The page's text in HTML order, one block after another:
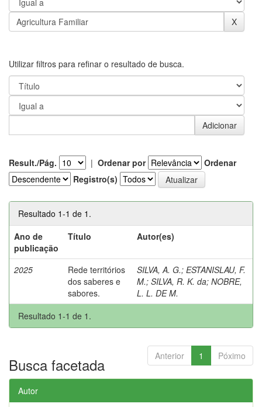
Utilizar filtros para refinar o resultado de busca.
Result./Pág. | Ordenar por
Ordenar
Registro(s)
Resultado 1-1 de 1.
Ano de
publicação
Título Autor(es)
2025
Rede territórios
dos saberes e
sabores.
SILVA, A. G.; ESTANISLAU, F.
M.; SILVA, R. K. da; NOBRE,
L. L. DE M.
Resultado 1-1 de 1.
Anterior 1 Póximo
Busca facetada
Autor